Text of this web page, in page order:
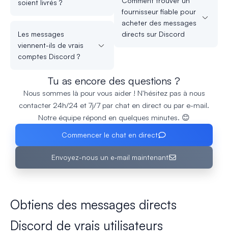
soient livrés ?
Les messages
viennent-ils de vrais
comptes Discord ?
fournisseur fiable pour
acheter des messages
directs sur Discord
Tu as encore des questions ?
Nous sommes là pour vous aider ! N'hésitez pas à nous
contacter 24h/24 et 7j/7 par chat en direct ou par e-mail.
Notre équipe répond en quelques minutes. 😊
Commencer le chat en direct
Envoyez-nous un e‑mail maintenant
Obtiens des messages directs
Discord de vrais utilisateurs